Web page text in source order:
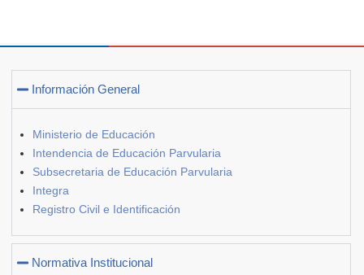
Información General
Ministerio de Educación
Intendencia de Educación Parvularia
Subsecretaria de Educación Parvularia
Integra
Registro Civil e Identificación
Normativa Institucional